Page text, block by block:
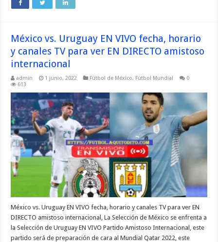
México vs. Uruguay EN VIVO fecha, horario
y canales TV para ver EN DIRECTO amistoso
internacional
admin 1 junio, 2022 Fútbol de México, Fútbol Mundial
0
613
México vs. Uruguay EN VIVO fecha, horario y canales TV para ver EN
DIRECTO amistoso internacional, La Selección de México se enfrenta a
la Selección de Uruguay EN VIVO Partido Amistoso Internacional, este
partido será de preparación de cara al Mundial Qatar 2022, este